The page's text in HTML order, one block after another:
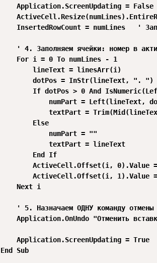
    Application.ScreenUpdating = False
InsertedRowCount = numLines   '
' 4. Заполняем ячейки: номер в
    For i = 0 To numLines - 1
        lineText = linesArr(i)
        dotPos = InStr(lineText, ". ")
If dotPos > 0 And
numPart = Left(lineText,
textPart =
        Else
            numPart = ""
            textPart = lineText
        End If
ActiveCell.Offset(i, 0).Value
ActiveCell.Offset(i, 1).Value
    Next i
    ' 5. Назначаем ОДНУ команду отмены
Application.OnUndo "Отменить
    Application.ScreenUpdating = True
End Sub